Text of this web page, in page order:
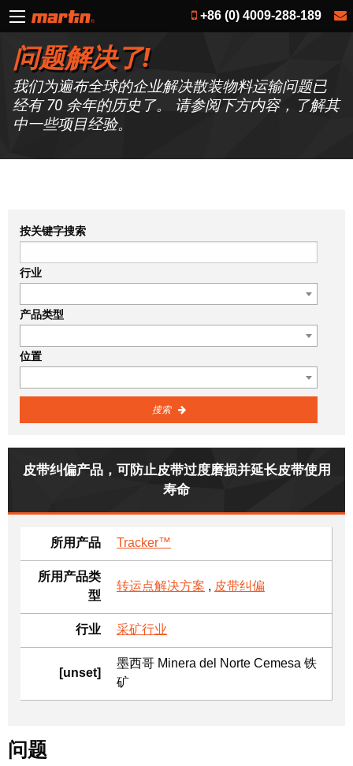
+86 (0) 4009-288-189
问题解决了!
我们为遍布全球的企业解决散装物料运输问题已
经有 70 余年的历史了。 请参阅下方内容，了解其
中一些项目经验。
按关键字搜索
行业
产品类型
位置
搜索
皮带纠偏产品，可防止皮带过度磨损并延长皮带使用
寿命
所用产品 Tracker™
所用产品类
型
转运点解决方案 , 皮带纠偏
行业 采矿行业
[unset]
墨西哥 Minera del Norte Cemesa 铁
矿
问题